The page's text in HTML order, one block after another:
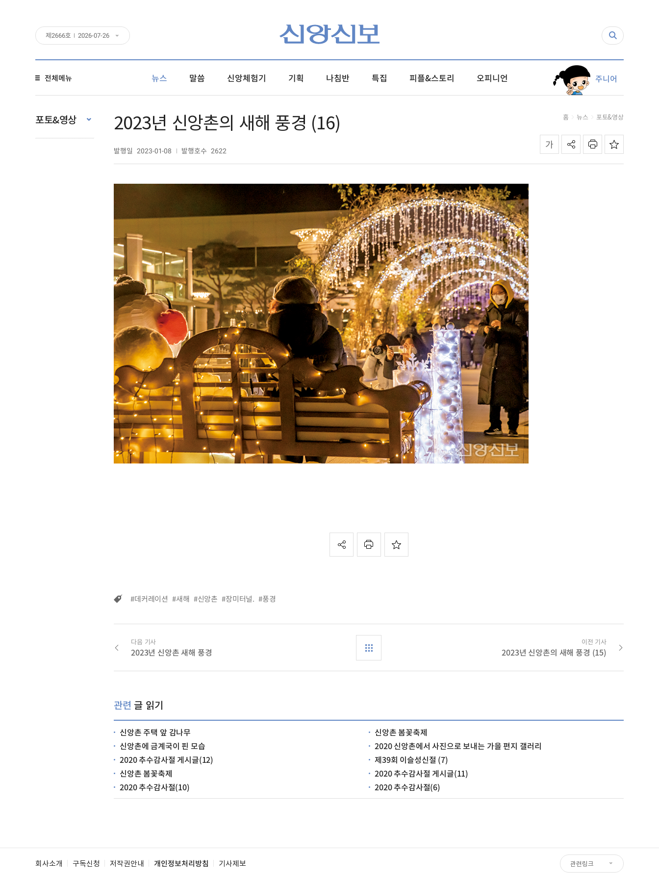
제 2666호 2026-07-26
전체메뉴 뉴스 말씀 신앙체험기 기획 나침반 특집 피플&스토리 오피니언 주니어
포토&영상 2023년 신앙촌의 새해 풍경 (16)
발행일 2023-01-08 발행호수 2622
홈 뉴스 포토&영상
#데커레이션 #새해 #신앙촌 #장미터널. #풍경
다음 기사
2023년 신앙촌 새해 풍경
이전 기사
2023년 신앙촌의 새해 풍경 (15)
관련 글 읽기
신앙촌 주택 앞 감나무
신앙촌 봄꽃축제
신앙촌에 금계국이 핀 모습
2020 신앙촌에서 사진으로 보내는 가을 편지 갤러리
2020 추수감사절 게시글(12)
제39회 이슬성신절 (7)
신앙촌 봄꽃축제
2020 추수감사절 게시글(11)
2020 추수감사절(10)
2020 추수감사절(6)
회사소개 구독신청 저작권안내 개인정보처리방침 기사제보 관련링크